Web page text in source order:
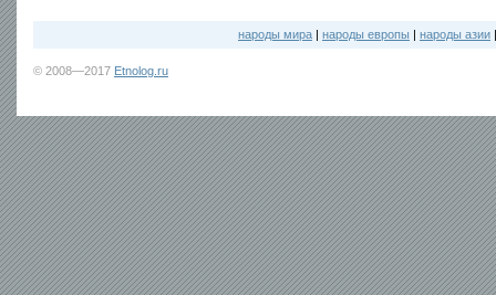
народы мира | народы европы | народы азии
© 2008—2017 Etnolog.ru